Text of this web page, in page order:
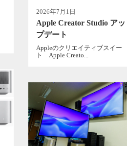
2026年7月1日
Apple Creator Studio アッ
プデート
Appleのクリエイティブスイー
ト Apple Creato...